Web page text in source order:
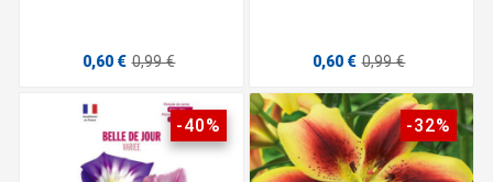
0,60 € 0,99 € 0,60 € 0,99 €
-40% -32%